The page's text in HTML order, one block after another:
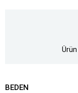
Ürün
BEDEN